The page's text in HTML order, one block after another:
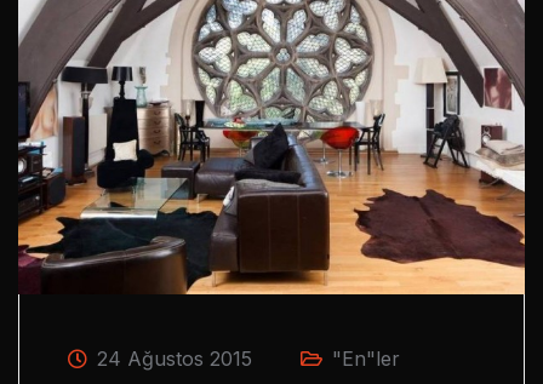
24 Ağustos 2015 "En"ler